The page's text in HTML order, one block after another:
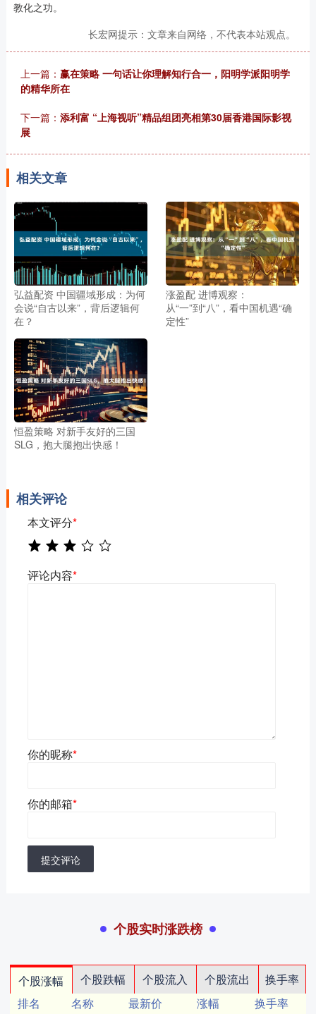
教化之功。
长宏网提示：文章来自网络，不代表本站观点。
上一篇： 赢在策略 一句话让你理解知行合一，阳明学派阳明学
的精华所在
下一篇： 添利富 “上海视听”精品组团亮相第30届香港国际影视
展
相关文章
弘益配资 中国疆域形成：为何
会说“自古以来”，背后逻辑何
在？
涨盈配 进博观察：
从“一”到“八”，看中国机遇“确
定性”
恒盈策略 对新手友好的三国
SLG，抱大腿抱出快感！
相关评论
本文评分*
评论内容*
你的昵称*
你的邮箱*
提交评论
个股实时涨跌榜
个股涨幅 个股跌幅 个股流入 个股流出
换手率
排名
名称 最新价 涨幅
换手率